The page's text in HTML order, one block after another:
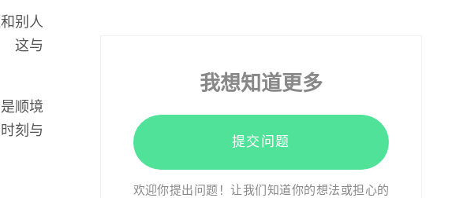
别人
这与
顺境
刻与
我想知道更多
提交问题
欢迎你提出问题！让我们知道你的想法或担心的